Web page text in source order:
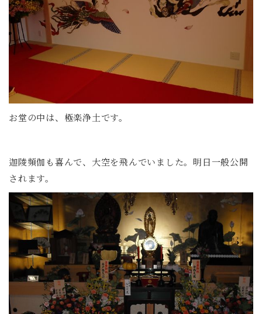
お堂の中は、極楽浄土です。
迦陵頻伽も喜んで、大空を飛んでいました。明日一般公開
されます。